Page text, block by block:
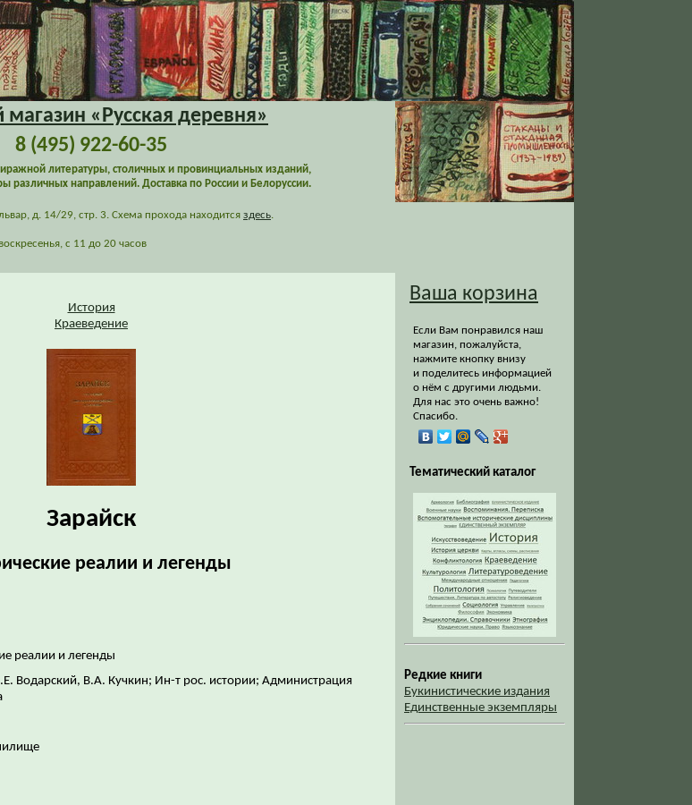
«Русская деревня»
8 (495) 922-60-35
литературы, столичных и провинциальных изданий,
различных направлений. Доставка по России и Белоруссии.
д. 14/29, стр. 3. Схема прохода находится здесь.
с 11 до 20 часов
История
Краеведение
Зарайск
реалии и легенды
реалии и легенды
Водарский, В.А. Кучкин; Ин-т рос. истории; Администрация
Ваша корзина
Если Вам понравился наш
магазин, пожалуйста,
нажмите кнопку внизу
и поделитесь информацией
о нём с другими людьми.
Для нас это очень важно!
Спасибо.
Тематический каталог
Редкие книги
Букинистические издания
Единственные экземпляры